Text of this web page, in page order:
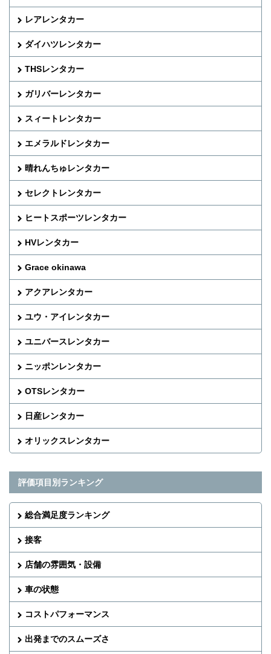
レアレンタカー
ダイハツレンタカー
THSレンタカー
ガリバーレンタカー
スィートレンタカー
エメラルドレンタカー
晴れんちゅレンタカー
セレクトレンタカー
ヒートスポーツレンタカー
HVレンタカー
Grace okinawa
アクアレンタカー
ユウ・アイレンタカー
ユニバースレンタカー
ニッポンレンタカー
OTSレンタカー
日産レンタカー
オリックスレンタカー
評価項目別ランキング
総合満足度ランキング
接客
店舗の雰囲気・設備
車の状態
コストパフォーマンス
出発までのスムーズさ